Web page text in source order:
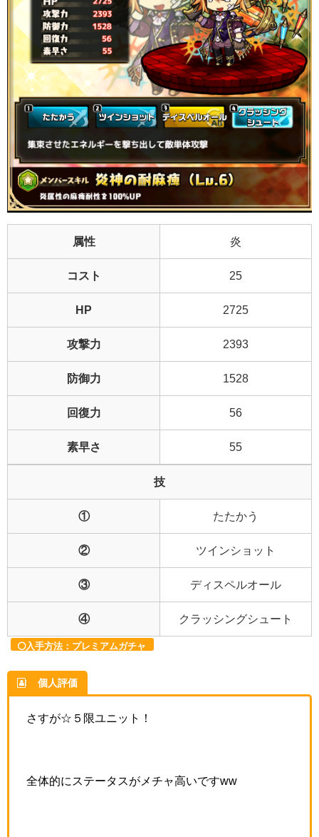
属性 炎
コスト 25
HP 2725
攻撃力 2393
防御力 1528
回復力 56
素早さ 55
技
① たたかう
② ツインショット
③ ディスペルオール
④ クラッシングシュート
入手方法：プレミアムガチャ
個人評価
さすが☆５限ユニット！
全体的にステータスがメチャ高いですww